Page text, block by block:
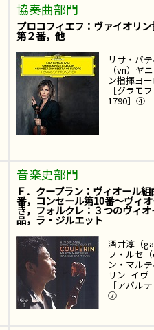
協奏曲部門
プロコフィエフ：ヴァイオリ
第２番，他
リサ・バ
（vn）ヤ
ン指揮ヨ
［グラモ
1790］④
音楽史部門
Ｆ．クープラン：ヴィオール
番，コンセール第10番～ヴィ
き，フォルクレ：３つのヴィ
品，ラ・ジルエット
酒井淳（
フ・ルセ
ン・マル
サン=イヴ
［アパル
⑦